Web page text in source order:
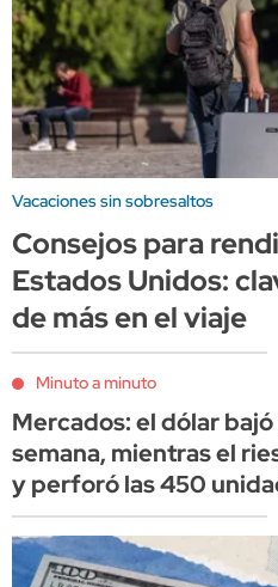
Vacaciones sin sobresaltos
Consejos para
Estados Unidos:
de más en el viaje
Minuto a minuto
Mercados: el dólar
semana, mientras el
y perforó las 450